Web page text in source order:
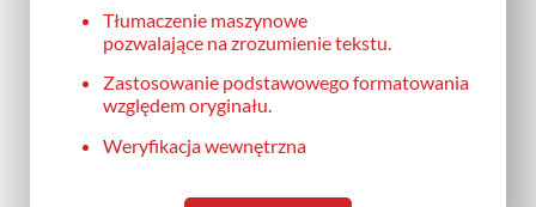
Tłumaczenie maszynowe
pozwalające na zrozumienie tekstu.
Zastosowanie podstawowego formatowania
względem oryginału.
Weryfikacja wewnętrzna